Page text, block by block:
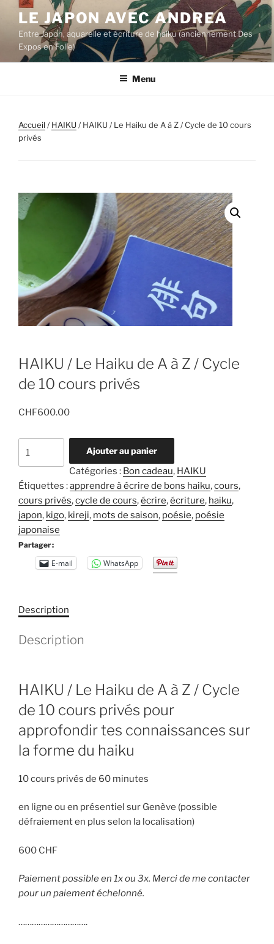
Aller
contenu
principal
LE JAPON AVEC ANDREA
Entre Japon, aquarelle et écriture de haiku (anciennement Des
Expos en Folie)
Menu
Accueil/HAIKU / HAIKU / Le Haiku de A à Z / Cycle de 10 cours
privés
HAIKU / Le Haiku de A à Z / Cycle
de 10 cours privés
CHF600.00
de
/
Le
Haiku
de
A
Cycle
de
10
Ajouter au panier
Catégories : Bon cadeau, HAIKU
Étiquettes :apprendre à écrire de bons haiku,cours,
cours privés,cycle de cours,écrire,écriture, haiku,
japon, kigo, kireji, mots de saison, poésie, poésie
japonaise
Partager :
E-mail WhatsApp
Description
Description
HAIKU / Le Haiku de A à Z / Cycle
de 10 cours privés pour
approfondir tes connaissances sur
la forme du haiku
10 cours privés de 60 minutes
en ligne ou en présentiel sur Genève (possible
défraiement en plus selon la localisation)
600 CHF
Paiement possible en 1x ou 3x. Merci de me contacter
pour un paiement échelonné.
………………………….